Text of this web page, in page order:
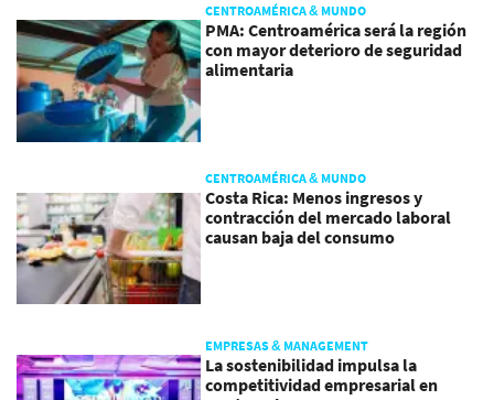
CENTROAMÉRICA & MUNDO
PMA: Centroamérica será la región
con mayor deterioro de seguridad
alimentaria
CENTROAMÉRICA & MUNDO
Costa Rica: Menos ingresos y
contracción del mercado laboral
causan baja del consumo
EMPRESAS & MANAGEMENT
La sostenibilidad impulsa la
competitividad empresarial en